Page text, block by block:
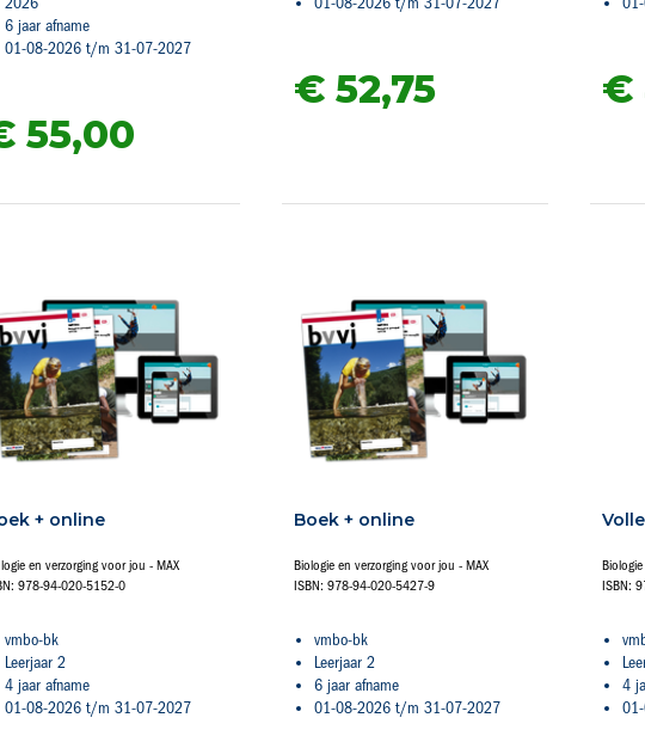
6 jaar afname
01-08-2026 t/m 31-07-2027
55,00
€ 52,75 €
+ online
en verzorging voor jou - MAX
978-94-020-5152-0
vmbo-bk
Leerjaar 2
4 jaar afname
01-08-2026 t/m 31-07-2027
Boek + online
Biologie en verzorging voor jou - MAX
ISBN: 978-94-020-5427-9
vmbo-bk
Leerjaar 2
6 jaar afname
01-08-2026 t/m 31-07-2027
ISBN:
4